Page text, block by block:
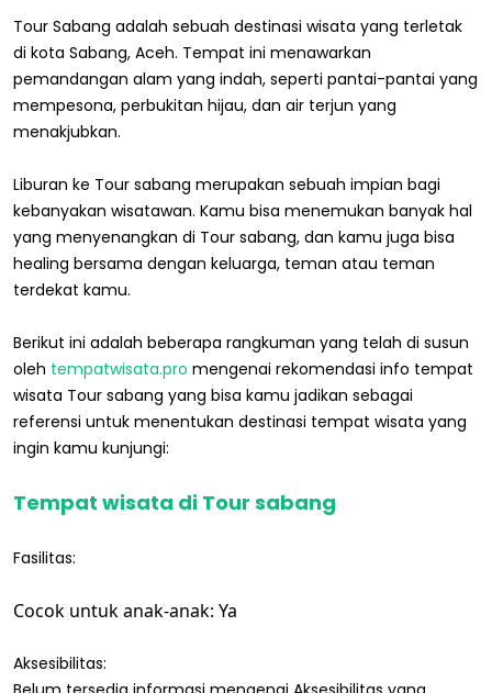
Tour Sabang adalah sebuah destinasi wisata yang terletak
di kota Sabang, Aceh. Tempat ini menawarkan
pemandangan alam yang indah, seperti pantai-pantai yang
mempesona, perbukitan hijau, dan air terjun yang
menakjubkan.
Liburan ke Tour sabang merupakan sebuah impian bagi
kebanyakan wisatawan. Kamu bisa menemukan banyak hal
yang menyenangkan di Tour sabang, dan kamu juga bisa
healing bersama dengan keluarga, teman atau teman
terdekat kamu.
Berikut ini adalah beberapa rangkuman yang telah di susun
oleh tempatwisata.pro mengenai rekomendasi info tempat
wisata Tour sabang yang bisa kamu jadikan sebagai
referensi untuk menentukan destinasi tempat wisata yang
ingin kamu kunjungi:
Tempat wisata di Tour sabang
Fasilitas:
Cocok untuk anak-anak: Ya
Aksesibilitas: